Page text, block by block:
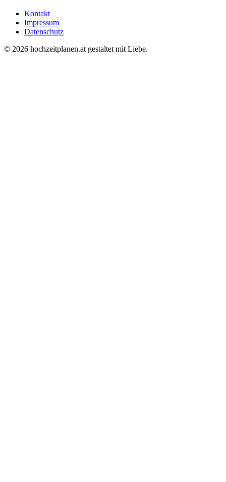
Kontakt
Impressum
Datenschutz
© 2026 hochzeitplanen.at gestaltet mit Liebe.